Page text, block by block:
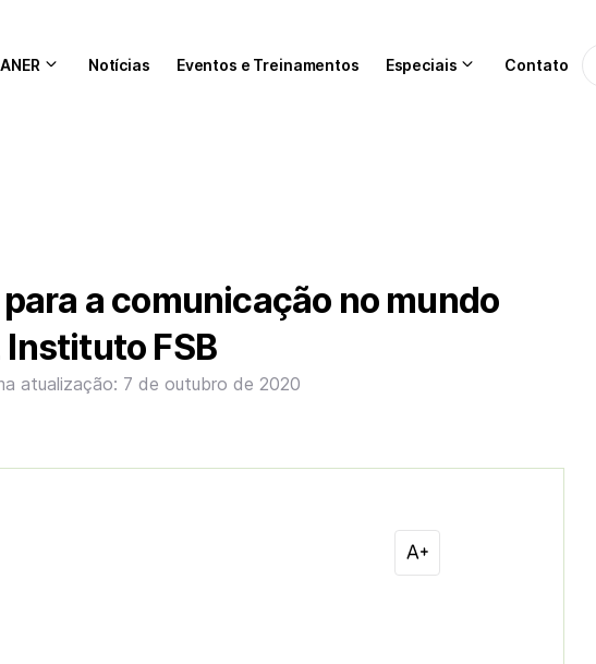
Notícias Eventos e Treinamentos Especiais Contato
a comunicação no mundo
FSB
atualização: 7 de outubro de 2020